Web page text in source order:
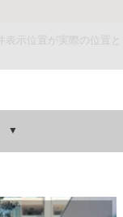
示位置が実際の位置と